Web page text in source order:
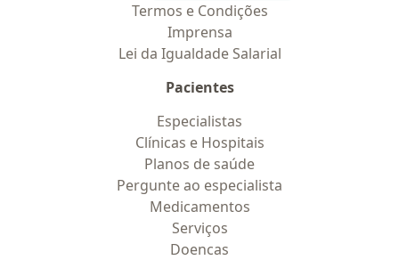
Termos e Condições
Imprensa
Lei da Igualdade Salarial
Pacientes
Especialistas
Clínicas e Hospitais
Planos de saúde
Pergunte ao especialista
Medicamentos
Serviços
Doencas